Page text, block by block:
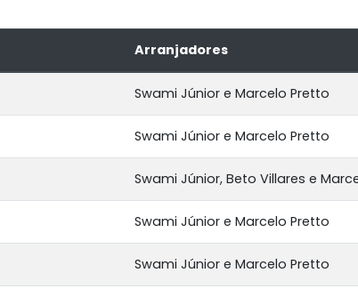
Arranjadores
Swami Júnior e Marcelo Pretto
Swami Júnior e Marcelo Pretto
Swami Júnior, Beto Villares e
Swami Júnior e Marcelo Pretto
Swami Júnior e Marcelo Pretto